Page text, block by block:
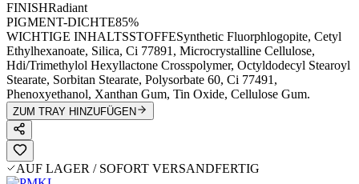
FINISHRadiant
PIGMENT-DICHTE85%
WICHTIGE INHALTSSTOFFESynthetic Fluorphlogopite, Cetyl
Ethylhexanoate, Silica, Ci 77891, Microcrystalline Cellulose,
Hdi/Trimethylol Hexyllactone Crosspolymer, Octyldodecyl Stearoyl
Stearate, Sorbitan Stearate, Polysorbate 60, Ci 77491,
Phenoxyethanol, Xanthan Gum, Tin Oxide, Cellulose Gum.
ZUM TRAY HINZUFÜGEN
AUF LAGER / SOFORT VERSANDFERTIG